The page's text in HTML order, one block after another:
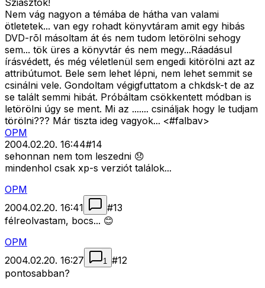
Sziasztok!
Nem vág nagyon a témába de hátha van valami
ötletetek... van egy rohadt könyvtáram amit egy hibás
DVD-rõl másoltam át és nem tudom letörölni sehogy
sem... tök üres a könyvtár és nem megy...Ráadásul
írásvédett, és még véletlenül sem engedi kitörölni azt az
attribútumot. Bele sem lehet lépni, nem lehet semmit se
csinálni vele. Gondoltam végigfuttatom a chkdsk-t de az
se talált semmi hibát. Próbáltam csökkentett módban is
letörölni úgy se ment. Mi az ....... csináljak hogy le tudjam
törölni??? Már tiszta ideg vagyok... <#falbav>
OPM
2004.02.20. 16:44#14
sehonnan nem tom leszedni 😞
mindenhol csak xp-s verziót találok...
OPM
2004.02.20. 16:41
#13
félreolvastam, bocs... 😊
OPM
2004.02.20. 16:27
1 #12
pontosabban?